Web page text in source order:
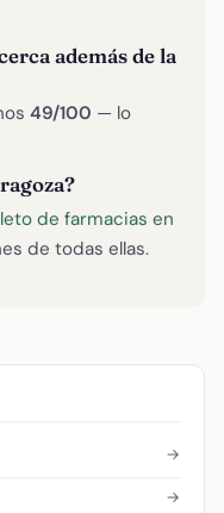
además de la
49/100 — lo
de farmacias en
de todas ellas.
→
→